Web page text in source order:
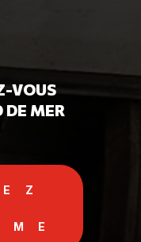
VOUS
DE MER